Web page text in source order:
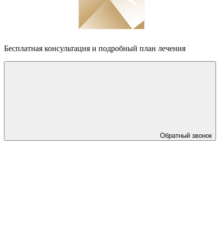
Бесплатная консультация и подробный план лечения
Обратный звонок